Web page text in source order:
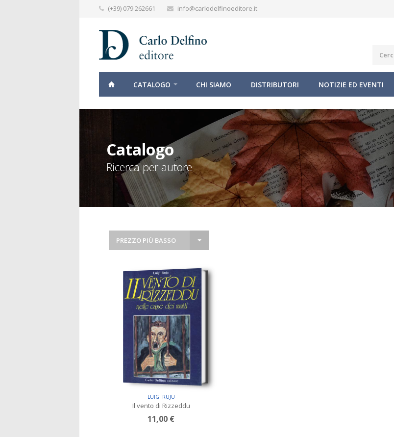
(+39) 079 262661 info@carlodelfinoeditore.it
CATALOGO CHI SIAMO DISTRIBUTORI NOTIZIE ED EVENTI
Catalogo
Ricerca per autore
PREZZO PIÙ BASSO
LUIGI RUJU
Il vento di Rizzeddu
11,00 €